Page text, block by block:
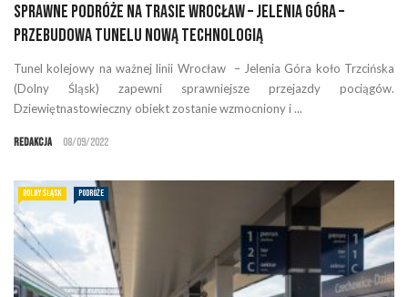
Sprawne podróże na trasie Wrocław – Jelenia Góra –
przebudowa tunelu nową technologią
Tunel kolejowy na ważnej linii Wrocław – Jelenia Góra koło Trzcińska
(Dolny Śląsk) zapewni sprawniejsze przejazdy pociągów.
Dziewiętnastowieczny obiekt zostanie wzmocniony i ...
Redakcja 08/09/2022
DOLNY ŚLĄSK PODRÓŻE